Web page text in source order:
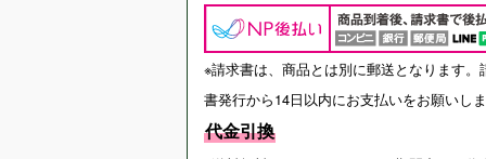
※請求書は、商品とは別に郵送となります。
書発行から14日以内にお支払いをお願いし
代金引換